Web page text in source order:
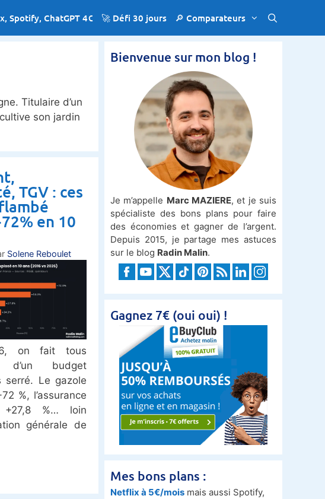
Spotify, ChatGPT 4€ 🚀 Défi 30 jours 🔎 Comparateurs
Titulaire d’un
son jardin
TGV : ces
en 10
Solene Reboulet
on fait tous
d’un budget
serré. Le gazole
%, l’assurance
%… loin
générale de
Bienvenue sur mon blog !
Je m’appelle Marc MAZIERE, et je suis
spécialiste des bons plans pour faire
des économies et gagner de l’argent.
Depuis 2015, je partage mes astuces
sur le blog Radin Malin.
Gagnez 7€ (oui oui) !
Mes bons plans :
Netflix à 5€/mois mais aussi Spotify,